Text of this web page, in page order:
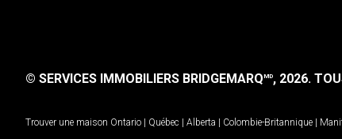
© SERVICES IMMOBILIERS BRIDGEMARQMD, 2026.
Trouver une maison Ontario | Québec | Alberta | Colombie-Britannique |